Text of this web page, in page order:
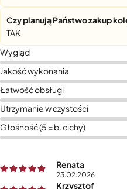
Wygląd
Jakość wykonania
Łatwość obsługi
Utrzymanie w czystości
Głośność (5 = b. cichy)
Czy planują Państwo zakup
TAK
Renata
23.02.2026
Krzysztof